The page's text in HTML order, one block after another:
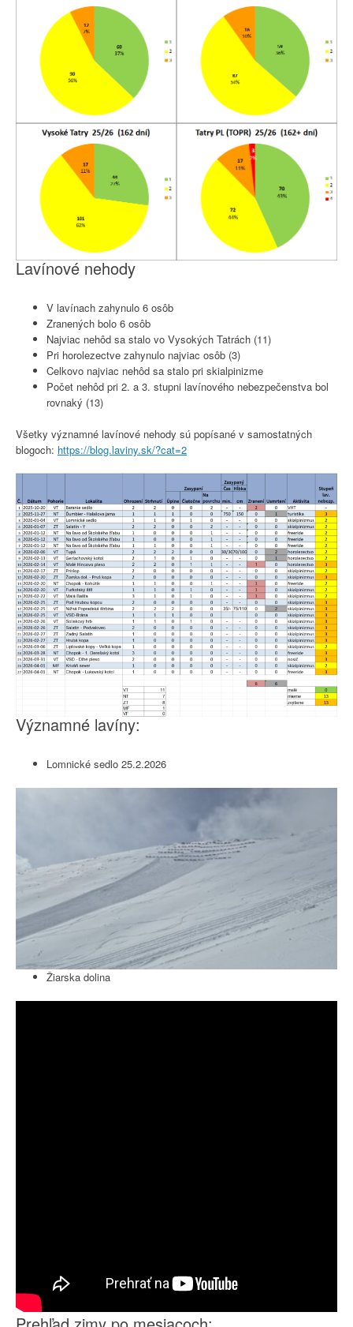
Lavínové nehody
V lavínach zahynulo 6 osôb
Zranených bolo 6 osôb
Najviac nehôd sa stalo vo Vysokých Tatrách (11)
Pri horolezectve zahynulo najviac osôb (3)
Celkovo najviac nehôd sa stalo pri skialpinizme
Počet nehôd pri 2. a 3. stupni lavínového nebezpečenstva bol
rovnaký (13)
Všetky významné lavínové nehody sú popísané v samostatných
blogoch: https://blog.laviny.sk/?cat=2
Významné lavíny:
Lomnické sedlo 25.2.2026
Žiarska dolina